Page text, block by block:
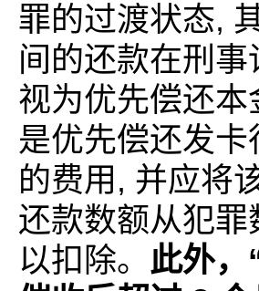
罪的过渡状态,
间的还款在刑事
视为优先偿还本
是优先偿还发卡
的费用, 并应将
还款数额从犯罪
以扣除。 此外，